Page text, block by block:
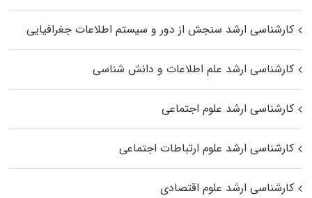
کارشناسی ارشد سنجش از دور و سیستم اطلاعات جغرافیایی
کارشناسی ارشد علم اطلاعات و دانش شناسی
کارشناسی ارشد علوم اجتماعی
کارشناسی ارشد علوم ارتباطات اجتماعی
کارشناسی ارشد علوم اقتصادی